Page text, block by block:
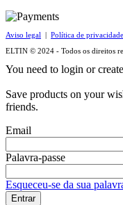
Aviso legal | Política de privacidade
ELTIN © 2024 - Todos os direitos
You need to login or
Save products on your
friends.
Email
Palavra-passe
Esqueceu-se da sua
Entrar